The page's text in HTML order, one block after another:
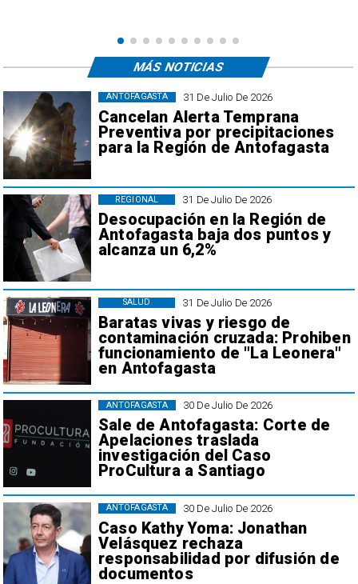
31 De Julio De 2026
Cancelan Alerta Temprana
Preventiva por precipitaciones
para la Región de Antofagasta
ANTOFAGASTA
31 De Julio De 2026
Desocupación en la Región de
Antofagasta baja dos puntos y
alcanza un 6,2%
REGIONAL
31 De Julio De 2026
Baratas vivas y riesgo de
contaminación cruzada: Prohiben
funcionamiento de "La Leonera"
en Antofagasta
SALUD
30 De Julio De 2026
Sale de Antofagasta: Corte de
Apelaciones traslada
investigación del Caso
ProCultura a Santiago
ANTOFAGASTA
30 De Julio De 2026
Caso Kathy Yoma: Jonathan
Velásquez rechaza
responsabilidad por difusión de
documentos
ANTOFAGASTA
MÁS NOTICIAS